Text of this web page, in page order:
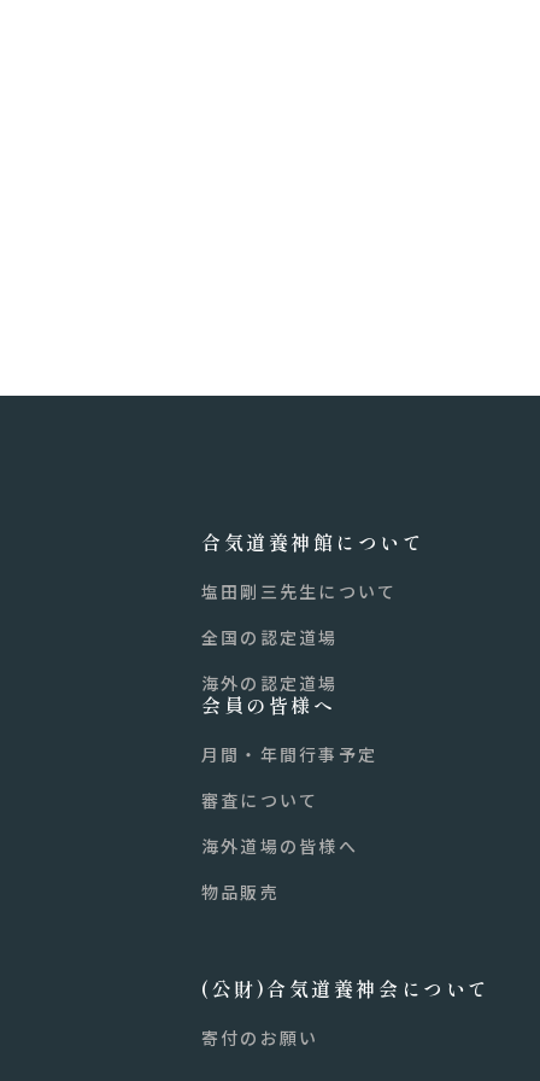
合気道養神館について
塩田剛三先生について
全国の認定道場
海外の認定道場
会員の皆様へ
月間・年間行事予定
審査について
海外道場の皆様へ
物品販売
(公財)合気道養神会について
寄付のお願い